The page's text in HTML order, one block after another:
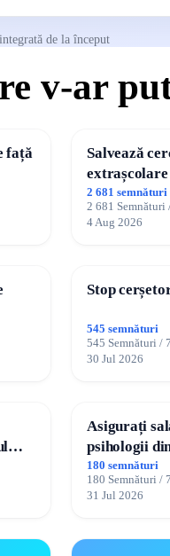
de la început
v-ar
față
Salvează
copiilor
2 681 semnături
2 681 Semnături
4 Aug 2026
Stop
545 semnături
545 Semnături /
30 Jul 2026
Asigurați
psihologii
180 semnături
180 Semnături /
31 Jul 2026